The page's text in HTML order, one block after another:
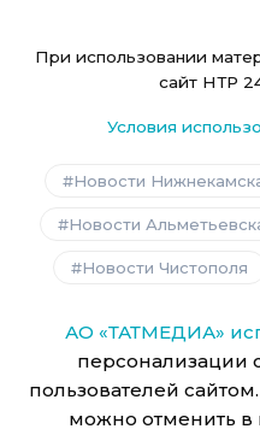
При использовании
сайт НТР
Условия
Новости
Новости
Новости Чистополя
АО «ТАТМЕДИА»
персонализации
пользователей
можно отменить в